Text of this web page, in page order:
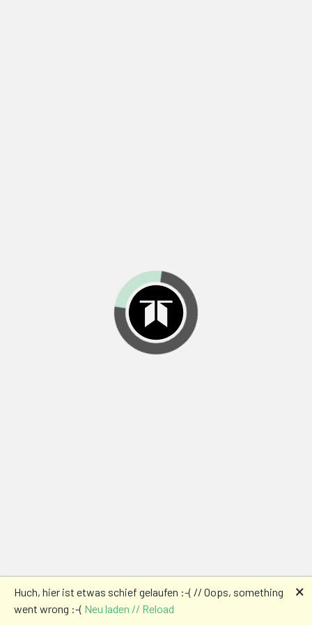
Huch, hier ist etwas schief gelaufen :-( // Oops, something
went wrong :-( Neu laden // Reload
🗙